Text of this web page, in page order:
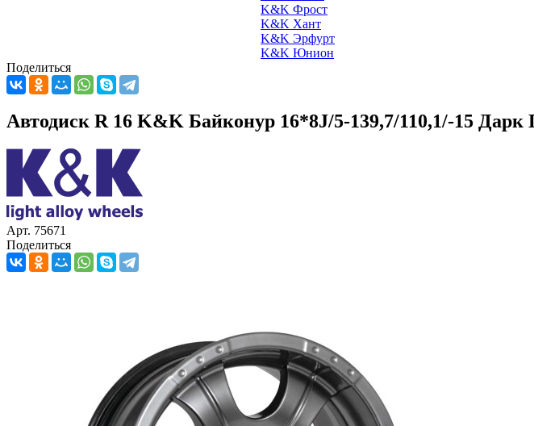
K&K Фрост
K&K Хант
K&K Эрфурт
K&K Юнион
Поделиться
Автодиск R 16 K&K Байконур 16*8J/5-139,7/110,1/-15 Дарк
Арт. 75671
Поделиться